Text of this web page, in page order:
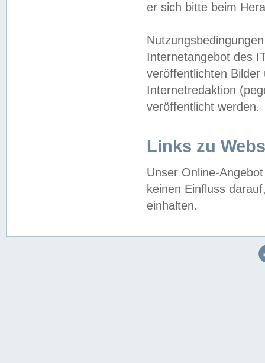
er sich bitte beim
Internetangebot des
veröffentlichten
Internetredaktion
veröffentlicht werden.
Links zu
Unser Online-
keinen Einfluss
einhalten.